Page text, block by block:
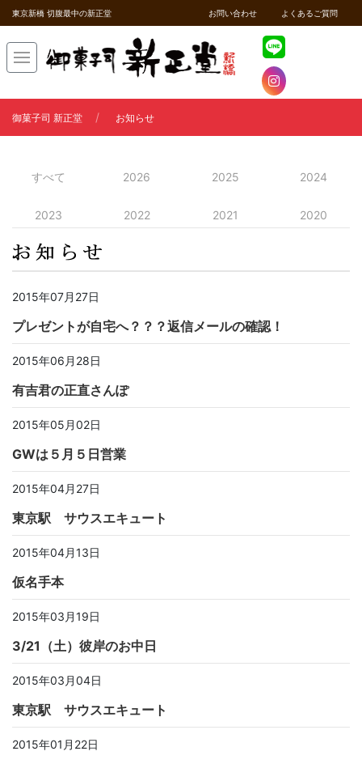
東京新橋 切腹最中の新正堂 お問い合わせ よくあるご質問
御菓子司 新正堂 お知らせ
すべて 2026 2025 2024
2023 2022 2021 2020
2015年07月27日
プレゼントが自宅へ？？？返信メールの確認！
2015年06月28日
有吉君の正直さんぽ
2015年05月02日
GWは５月５日営業
2015年04月27日
東京駅 サウスエキュート
2015年04月13日
仮名手本
2015年03月19日
3/21（土）彼岸のお中日
2015年03月04日
東京駅 サウスエキュート
2015年01月22日